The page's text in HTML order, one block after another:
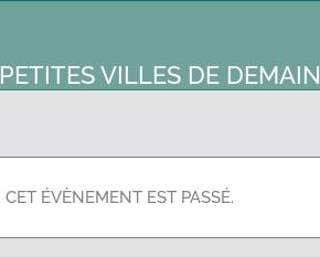
PETITES VILLES DE DEMAIN
CET ÉVÈNEMENT EST PASSÉ.